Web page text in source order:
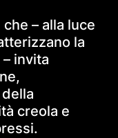
– alla luce
la
invita
creola e